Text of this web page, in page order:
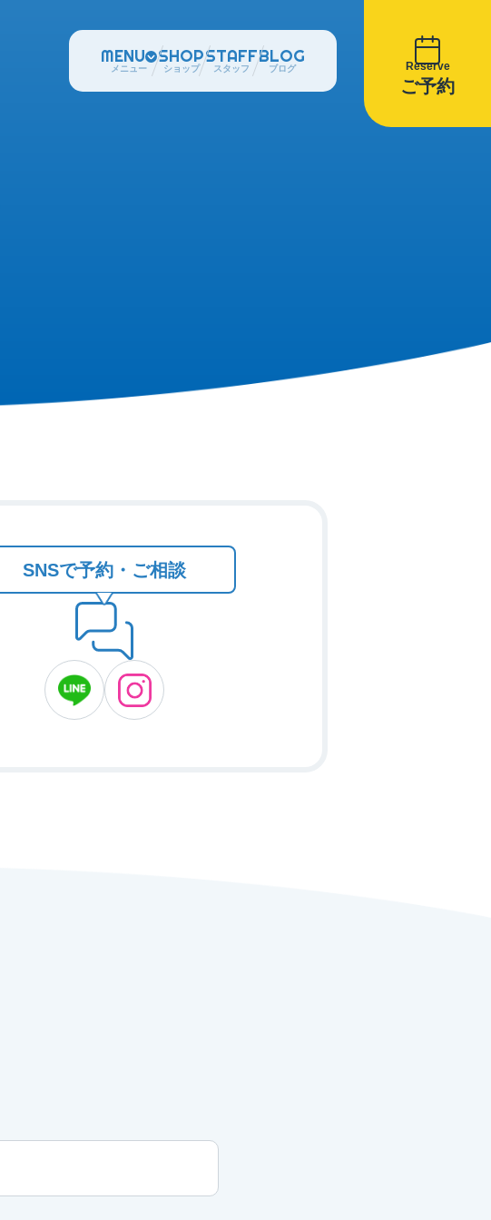
MENU
メニュー
SHOP
ショップ
STAFF
スタッフ
BLOG
ブログ Reserve
ご予約
SNSで予約・ご相談